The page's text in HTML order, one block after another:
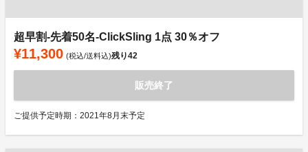
超早割-先着50名-ClickSling 1点 30％オフ
¥11,300 (税込/送料込)残り42
販売終了
ご提供予定時期：2021年8月末予定